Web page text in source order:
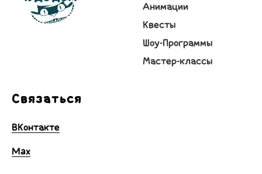
Анимации
Квесты
Шоу-Программы
Мастер-классы
Связаться
ВКонтакте
Max